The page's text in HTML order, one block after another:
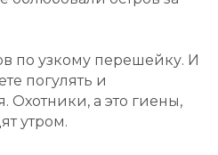
по узкому перешейку. И
погулять и
Охотники, а это гиены,
утром.